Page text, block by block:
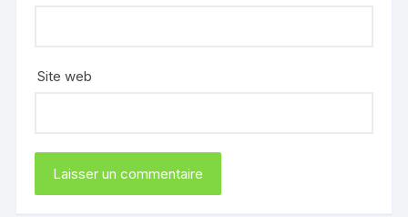
Site web